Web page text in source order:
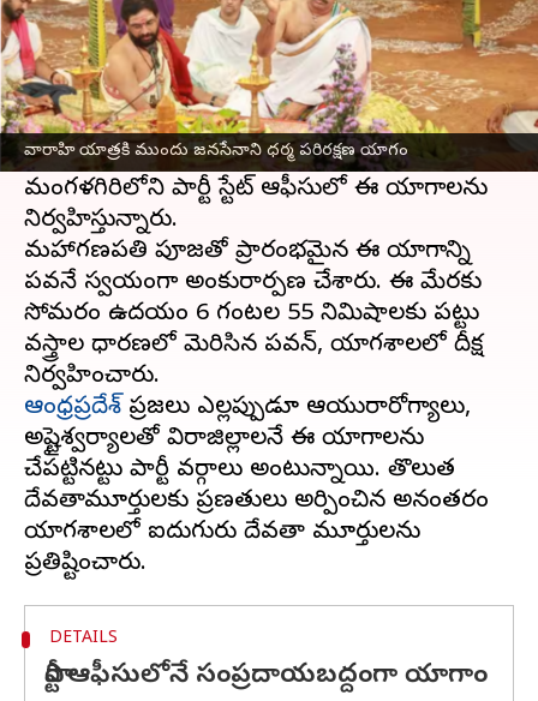
వారాహి యాత్రకి ముందు జనసేనాని ధర్మ పరిరక్షణ యాగం
ఈ వార్తాకథనం ఏంటి
వారాహితో వాహనంతో ఈ నెల 14 నుంచి జనసేనాని
ప్రచార పర్వాన్ని ప్రారంభించనున్నారు. అయితే ధర్మ
పరిరక్షణ, ప్రజా క్షేమాన్ని, ఆకాంక్షిస్తున్నజనసేన
మంగళగిరిలోని పార్టీ స్టేట్ ఆఫీసులో ఈ యాగాలను
నిర్వహిస్తున్నారు.
మహాగణపతి పూజతో ప్రారంభమైన ఈ యాగాన్ని
పవనే స్వయంగా అంకురార్పణ చేశారు. ఈ మేరకు
సోమవారం ఉదయం 6 గంటల 55 నిమిషాలకు పట్టు
వస్త్రాల ధారణలో మెరిసిన పవన్, యాగశాలలో దీక్ష
ఆంధ్రప్రదేశ్ ప్రజలు ఎల్లప్పుడూ ఆయురారోగ్యాలు,
అష్టైశ్వర్యాలతో విరాజిల్లాలనే ఈ యాగాలను
చేపట్టినట్టు పార్టీ వర్గాలు అంటున్నాయి. తొలుత
దేవతామూర్తులకు ప్రణతులు అర్పించిన అనంతరం
యాగశాలలో ఐదుగురు దేవతా మూర్తులను
DETAILS
పార్టీ ఆఫీసులోనే సంప్రదాయబద్దంగా యాగాం